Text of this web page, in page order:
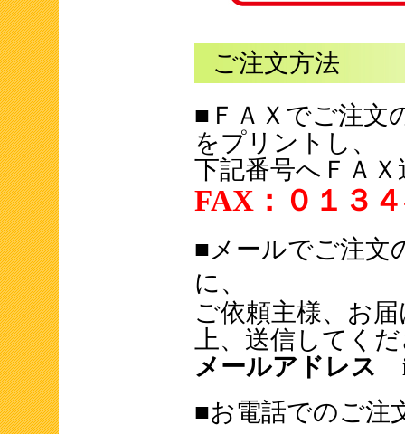
ご注文方法
■ＦＡＸでご注文
をプリントし、
下記番号へＦＡ
FAX：０１３
■メールでご注文
に、
ご依頼主様、お
上、送信してく
メールアドレス
■お電話でのご注